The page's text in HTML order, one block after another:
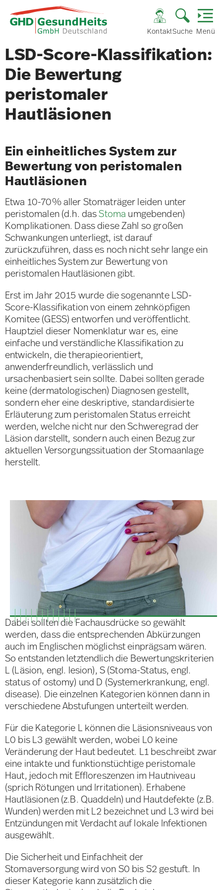
KontaktSuche Menü
LSD-Score-Klassifikation:
Die Bewertung
peristomaler
Hautläsionen
Ein einheitliches System zur
Bewertung von peristomalen
Hautläsionen
Etwa 10-70% aller Stomaträger leiden unter
peristomalen (d.h. dasStoma umgebenden)
Komplikationen. Dass diese Zahl so großen
Schwankungen unterliegt, ist darauf
zurückzuführen, dass es noch nicht sehr lange ein
einheitliches System zur Bewertung von
peristomalen Hautläsionen gibt.
Erst im Jahr 2015 wurde die sogenannte LSD-
Score-Klassifikation von einem zehnköpfigen
Komitee (GESS) entworfen und veröffentlicht.
Hauptziel dieser Nomenklatur war es, eine
einfache und verständliche Klassifikation zu
entwickeln, die therapieorientiert,
anwenderfreundlich, verlässlich und
ursachenbasiert sein sollte. Dabei sollten gerade
keine (dermatologischen) Diagnosen gestellt,
sondern eher eine deskriptive, standardisierte
Erläuterung zum peristomalen Status erreicht
werden, welche nicht nur den Schweregrad der
Läsion darstellt, sondern auch einen Bezug zur
aktuellen Versorgungssituation der Stomaanlage
herstellt.
Dabei sollten die Fachausdrücke so gewählt
werden, dass die entsprechenden Abkürzungen
auch im Englischen möglichst einprägsam wären.
So entstanden letztendlich die Bewertungskriterien
L (Läsion, engl. lesion), S (Stoma-Status, engl.
status of ostomy) und D (Systemerkrankung, engl.
disease). Die einzelnen Kategorien können dann in
verschiedene Abstufungen unterteilt werden.
Für die Kategorie L können die Läsionsniveaus von
L0 bis L3 gewählt werden, wobei L0 keine
Veränderung der Haut bedeutet. L1 beschreibt zwar
eine intakte und funktionstüchtige peristomale
Haut, jedoch mit Effloreszenzen im Hautniveau
(sprich Rötungen und Irritationen). Erhabene
Hautläsionen (z.B. Quaddeln) und Hautdefekte (z.B.
Wunden) werden mit L2 bezeichnet und L3 wird bei
Entzündungen mit Verdacht auf lokale Infektionen
ausgewählt.
Die Sicherheit und Einfachheit der
Stomaversorgung wird von S0 bis S2 gestuft. In
dieser Kategorie kann zusätzlich die